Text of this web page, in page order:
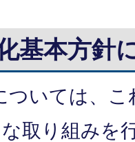
基本方針
ついては、
取り組みを